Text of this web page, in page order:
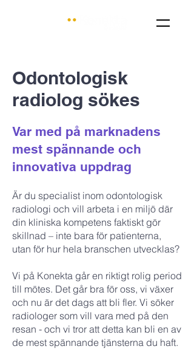
Odontologisk
radiolog sökes
Var med på marknadens
mest spännande och
innovativa uppdrag
Är du specialist inom odontologisk
radiologi och vill arbeta i en miljö där
din kliniska kompetens faktiskt gör
skillnad – inte bara för patienterna,
utan för hur hela branschen utvecklas?
Vi på Konekta går en riktigt rolig period
till mötes. Det går bra för oss, vi växer
och nu är det dags att bli fler. Vi söker
radiologer som vill vara med på den
resan - och vi tror att detta kan bli en av
de mest spännande tjänsterna du haft.